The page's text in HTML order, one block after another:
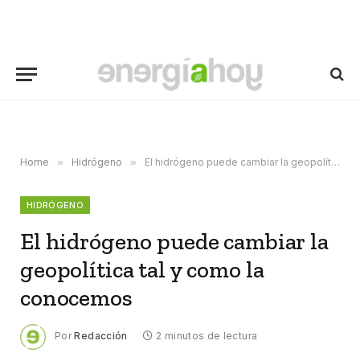
Home » Hidrógeno » El hidrógeno puede cambiar la geopolítica tal y como la conocemos
HIDRÓGENO
El hidrógeno puede cambiar la
geopolítica tal y como la
conocemos
Por Redacción 2 minutos de lectura